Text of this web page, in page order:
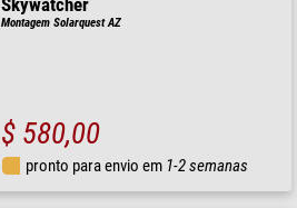
Skywatcher
Montagem Solarquest AZ
$ 580,00
pronto para envio em 1-2 semanas